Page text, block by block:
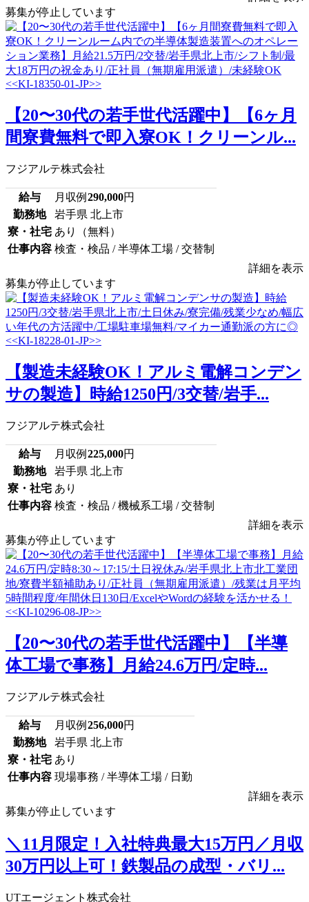
募集が停止しています
【20〜30代の若手世代活躍中】【6ヶ月
間寮費無料で即入寮OK！クリーンル...
フジアルテ株式会社
給与 月収例 290,000円
勤務地
岩手県 北上市
寮・社宅 あり（無料）
仕事内容 検査・検品 / 半導体工場 / 交替制
詳細を表示
募集が停止しています
【製造未経験OK！アルミ電解コンデン
サの製造】時給1250円/3交替/岩手...
フジアルテ株式会社
給与 月収例 225,000円
勤務地
岩手県 北上市
寮・社宅 あり
仕事内容 検査・検品 / 機械系工場 / 交替制
詳細を表示
募集が停止しています
【20〜30代の若手世代活躍中】【半導
体工場で事務】月給24.6万円/定時...
フジアルテ株式会社
給与 月収例 256,000円
勤務地
岩手県 北上市
寮・社宅 あり
仕事内容 現場事務 / 半導体工場 / 日勤
詳細を表示
募集が停止しています
＼11月限定！入社特典最大15万円／月収
30万円以上可！鉄製品の成型・バリ...
UTエージェント株式会社